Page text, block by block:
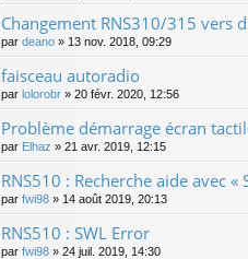
Changement RNS310/315 vers
par deano » 13 nov. 2018, 09:29
faisceau autoradio
par lolorobr » 20 févr. 2020, 12:56
Problème démarrage écran
par Elhaz » 21 avr. 2019, 12:15
RNS510 : Recherche aide avec «
par fwi98 » 14 août 2019, 20:13
RNS510 : SWL Error
par fwi98 » 24 juil. 2019, 14:30